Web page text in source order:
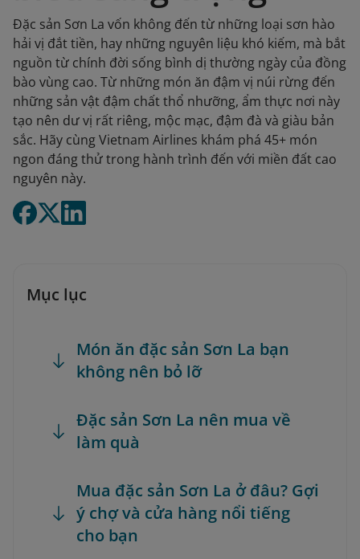
Đặc sản Sơn La vốn không đến từ những loại sơn hào
hải vị đắt tiền, hay những nguyên liệu khó kiếm, mà bắt
nguồn từ chính đời sống bình dị thường ngày của đồng
bào vùng cao. Từ những món ăn đậm vị núi rừng đến
những sản vật đậm chất thổ nhưỡng, ẩm thực nơi này
tạo nên dư vị rất riêng, mộc mạc, đậm đà và giàu bản
sắc. Hãy cùng Vietnam Airlines khám phá 45+ món
ngon đáng thử trong hành trình đến với miền đất cao
nguyên này.
Mục lục
Món ăn đặc sản Sơn La bạn
không nên bỏ lỡ
Đặc sản Sơn La nên mua về
làm quà
Mua đặc sản Sơn La ở đâu? Gợi
ý chợ và cửa hàng nổi tiếng
cho bạn